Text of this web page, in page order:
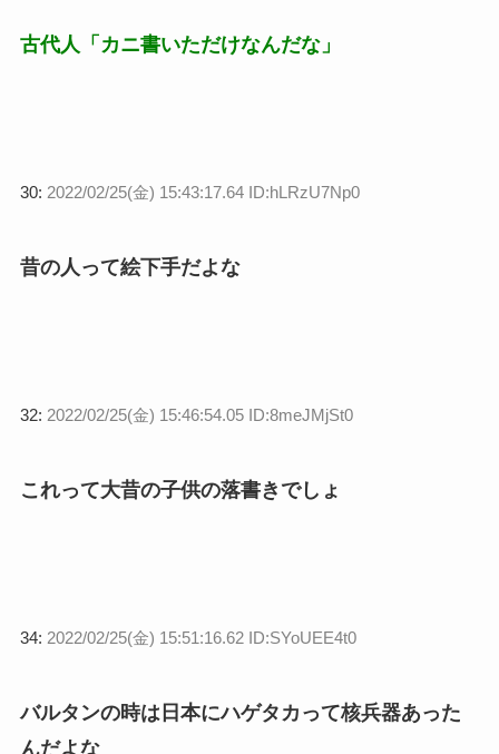
古代人「カニ書いただけなんだな」
30: 2022/02/25(金) 15:43:17.64 ID:hLRzU7Np0
昔の人って絵下手だよな
32: 2022/02/25(金) 15:46:54.05 ID:8meJMjSt0
これって大昔の子供の落書きでしょ
34: 2022/02/25(金) 15:51:16.62 ID:SYoUEE4t0
バルタンの時は日本にハゲタカって核兵器あった
んだよな